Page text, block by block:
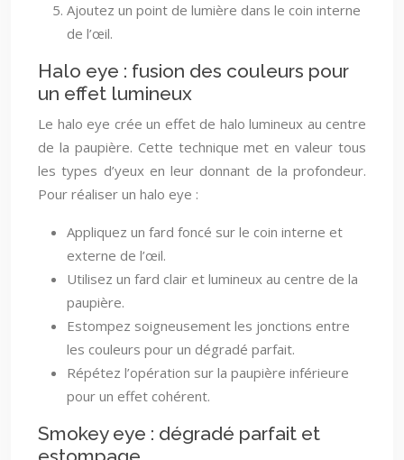
Ajoutez un point de lumière dans le coin interne
de l’œil.
Halo eye : fusion des couleurs pour
un effet lumineux
Le halo eye crée un effet de halo lumineux au centre
de la paupière. Cette technique met en valeur tous
les types d’yeux en leur donnant de la profondeur.
Pour réaliser un halo eye :
Appliquez un fard foncé sur le coin interne et
externe de l’œil.
Utilisez un fard clair et lumineux au centre de la
paupière.
Estompez soigneusement les jonctions entre
les couleurs pour un dégradé parfait.
Répétez l’opération sur la paupière inférieure
pour un effet cohérent.
Smokey eye : dégradé parfait et